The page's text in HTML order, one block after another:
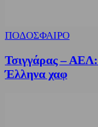
ΠΟΔΟΣΦΑΙΡΟ
Τσιγγάρας –
Έλληνα χαφ